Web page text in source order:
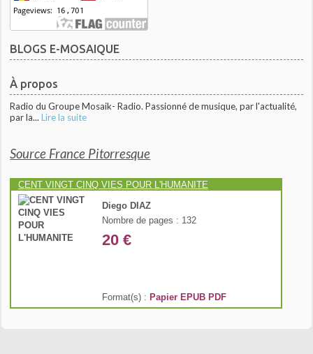
BLOGS E-MOSAIQUE
À propos
Radio du Groupe Mosaik- Radio. Passionné de musique, par l'actualité,
par la... Lire la suite
Source France Pitorresque
CENT VINGT CINQ VIES POUR L'HUMANITE
Diego DIAZ
Nombre de pages : 132
20 €
Format(s) : Papier EPUB PDF